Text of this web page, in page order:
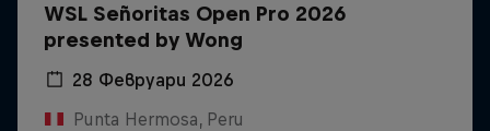
WSL Señoritas Open Pro 2026
presented by Wong
28 Февруари 2026
Punta Hermosa, Peru